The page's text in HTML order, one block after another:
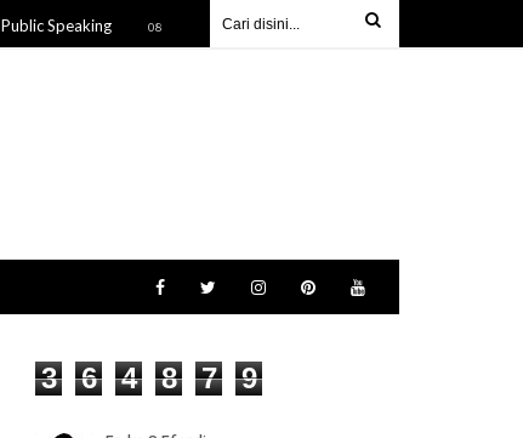
Speaking 08 Sep 2025 Beri Pemahaman Bahaya Perundungan di
3 6 4 8 7 9